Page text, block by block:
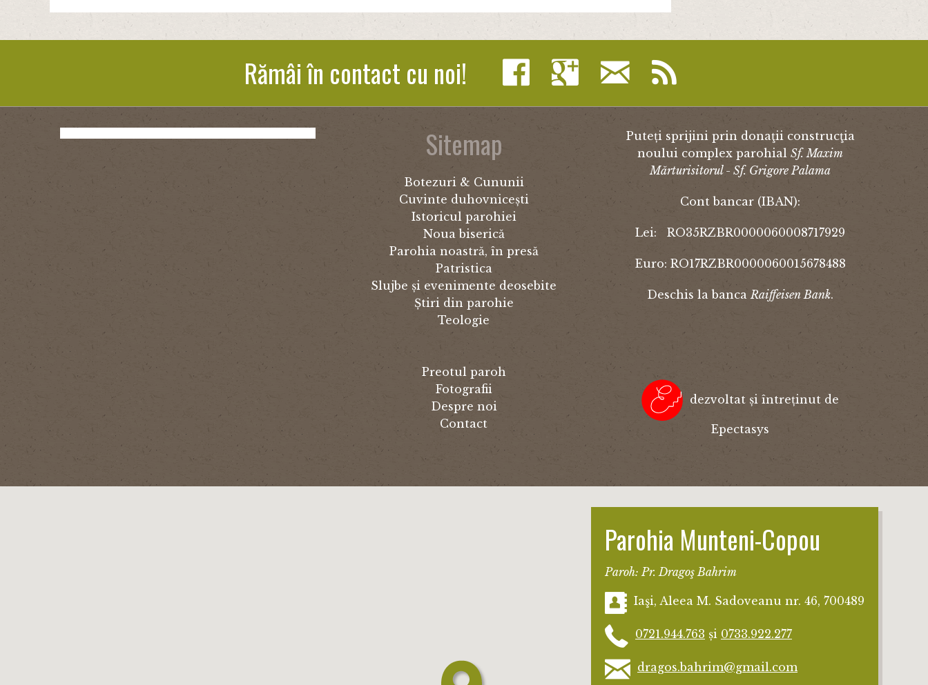
Rămâi în contact cu noi!
Sitemap
Botezuri & Cununii
Cuvinte duhovnicești
Istoricul parohiei
Noua biserică
Parohia noastră, în presă
Patristica
Slujbe și evenimente deosebite
Știri din parohie
Teologie
Preotul paroh
Fotografii
Despre noi
Contact
Puteți sprijini prin donaţii construcţia
noului complex parohial Sf. Maxim
Mărturisitorul - Sf. Grigore Palama
Cont bancar (IBAN):
Lei: RO35RZBR0000060008717929
Euro: RO17RZBR0000060015678488
Deschis la bancaRaiffeisen Bank.
dezvoltat și întreținut de
Epectasys
Parohia Munteni-Copou
Paroh: Pr. Dragoş Bahrim
Iaşi, Aleea M. Sadoveanu nr. 46, 700489
0721.944.763 și 0733.922.277
dragos.bahrim@gmail.com